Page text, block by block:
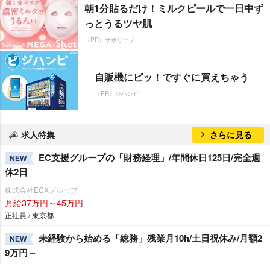
朝1分貼るだけ！ミルクピールで一日中ず
っとうるツヤ肌
（PR）サボリーノ
自販機にピッ！ですぐに買えちゃう
（PR）ジハンピ
求人特集 さらに見る
NEW
EC支援グループの「財務経理」/年間休日125日/完全週
休2日
株式会社ECXグループ
月給37万円～45万円
正社員 / 東京都
NEW
未経験から始める「総務」残業月10h/土日祝休み/月額2
9万円～